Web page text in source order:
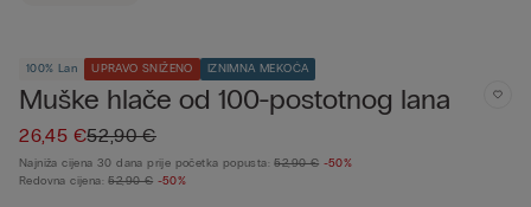
100% Lan UPRAVO SNIŽENO IZNIMNA MEKOĆA
Muške hlače od 100-postotnog lana
26,45 €52,90 €
Najniža cijena 30 dana prije početka popusta:52,90 € -50%
Redovna cijena:52,90 € -50%